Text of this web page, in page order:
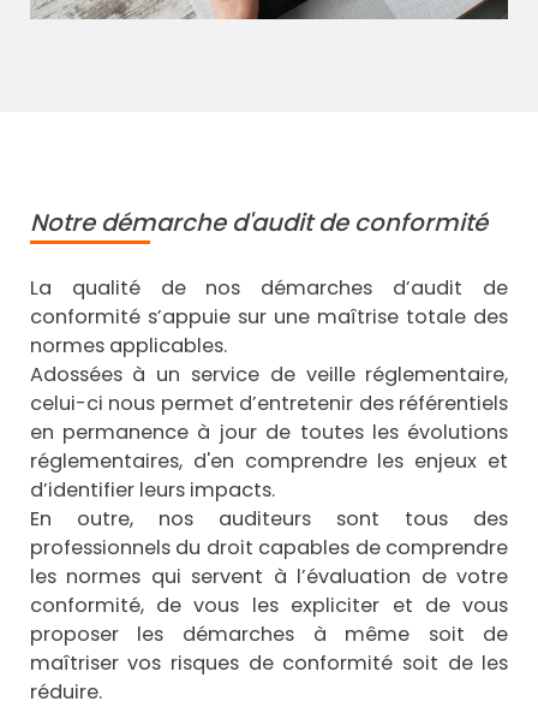
Notre démarche d'audit de conformité
La qualité de nos démarches d’audit de
conformité s’appuie sur une maîtrise totale des
normes applicables.
Adossées à un service de veille réglementaire,
celui-ci nous permet d’entretenir des référentiels
en permanence à jour de toutes les évolutions
réglementaires, d'en comprendre les enjeux et
d’identifier leurs impacts.
En outre, nos auditeurs sont tous des
professionnels du droit capables de comprendre
les normes qui servent à l’évaluation de votre
conformité, de vous les expliciter et de vous
proposer les démarches à même soit de
maîtriser vos risques de conformité soit de les
réduire.